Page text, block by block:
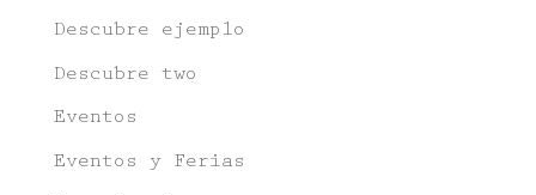
Descubre ejemplo
Descubre two
Eventos
Eventos y Ferias